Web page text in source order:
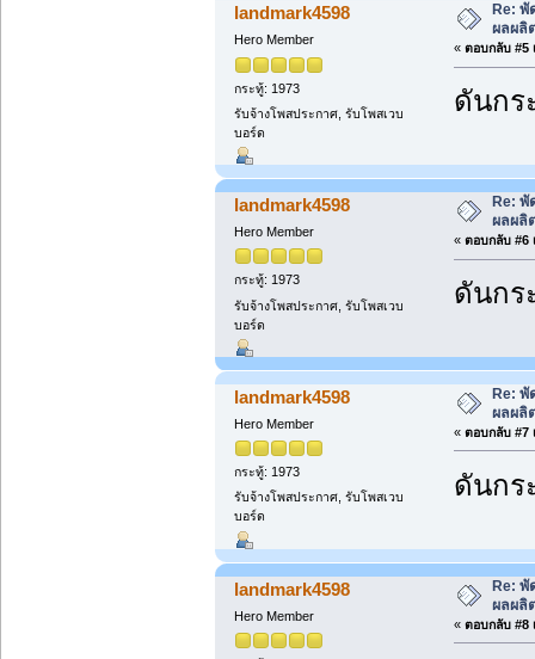
landmark4598
Hero Member
กระทู้: 1973
รับจ้างโพสประกาศ, รับโพสเวบ
บอร์ด
Re:
ผลผลิ
« ตอบกลับ #5
ดันกร
landmark4598
Hero Member
กระทู้: 1973
รับจ้างโพสประกาศ, รับโพสเวบ
บอร์ด
Re:
ผลผลิ
« ตอบกลับ #6
ดันกร
landmark4598
Hero Member
กระทู้: 1973
รับจ้างโพสประกาศ, รับโพสเวบ
บอร์ด
Re: พั
ผลผลิ
« ตอบกลับ #7
ดันกร
landmark4598
Hero Member
Re: พั
ผลผลิ
« ตอบกลับ #8